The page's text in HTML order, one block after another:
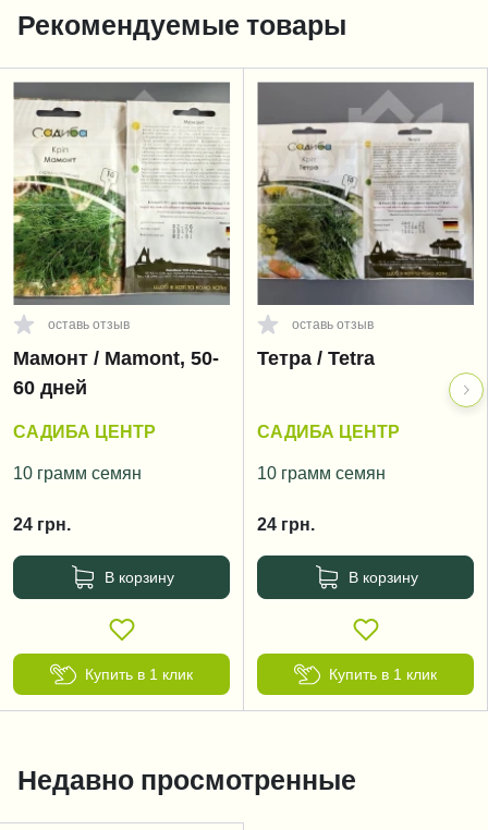
Рекомендуемые товары
оставь отзыв
Мамонт / Mamont, 50-
60 дней
САДИБА ЦЕНТР
10 грамм семян
24 грн.
В корзину
Купить в 1 клик
оставь отзыв
Тетра / Tetra
САДИБА ЦЕНТР
10 грамм семян
24 грн.
В корзину
Купить в 1 клик
Недавно просмотренные